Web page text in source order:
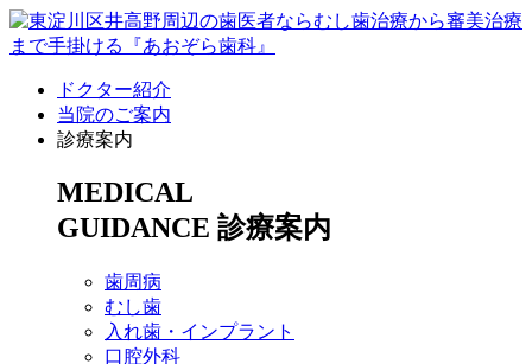
ドクター紹介
当院のご案内
診療案内
MEDICAL
GUIDANCE 診療案内
歯周病
むし歯
入れ歯・インプラント
口腔外科